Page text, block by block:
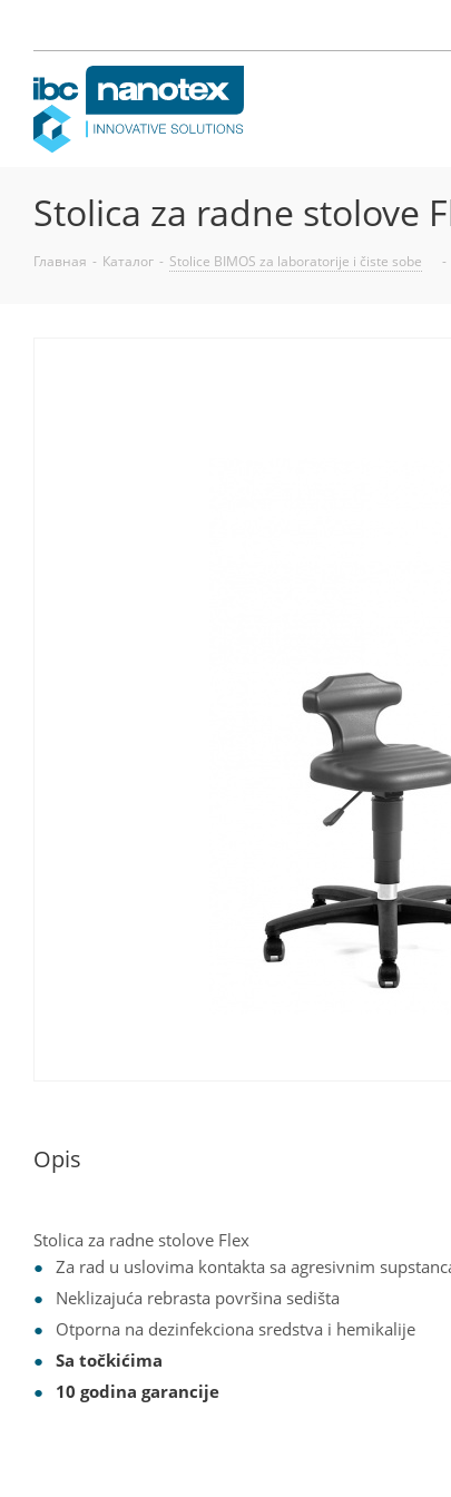
Stolica za radne stolove
Главная - Каталог - Stolice BIMOS za laboratorije i čiste sobe -
Opis
Stolica za radne stolove Flex
Za rad u uslovima kontakta sa agresivnim
Neklizajuća rebrasta površina sedišta
Otporna na dezinfekciona sredstva i hemikalije
Sa točkićima
10 godina garancije